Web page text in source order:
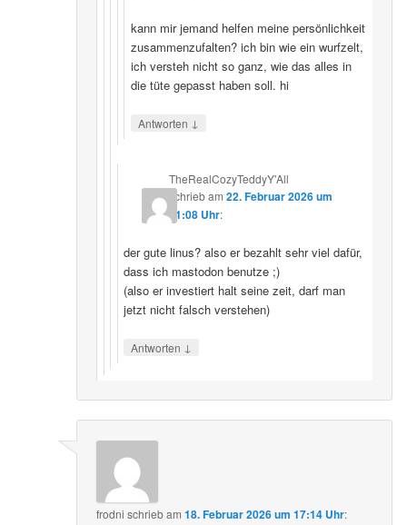
kann mir jemand helfen meine persönlichkeit
zusammenzufalten? ich bin wie ein wurfzelt,
ich versteh nicht so ganz, wie das alles in
die tüte gepasst haben soll. hi
Antworten ↓
TheRealCozyTeddyY'All
schriebam22. Februar 2026 um
21:08 Uhr:
der gute linus? also er bezahlt sehr viel dafür,
dass ich mastodon benutze ;)
(also er investiert halt seine zeit, darf man
jetzt nicht falsch verstehen)
Antworten ↓
frodni schriebam18. Februar 2026 um 17:14 Uhr: